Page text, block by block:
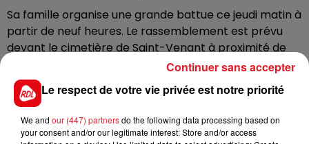
Sa famille organise une grande battue ce jeudi matin à
partir de neuf heures. Le rassemblement est prévu
devant le cimetière de Saint-Venant à proximité de
son domicile. Un deuxième rassemblement est
également prévu à 13h devant le cimetière toujours
pour établir un parcours dans une autre direction.
Le respect de votre vie privée est notre priorité
We and our (447) partnersdo the following data processing based on
your consent and/or our legitimate interest: Store and/or access
Continuer sans accepter